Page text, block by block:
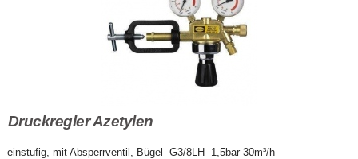
Druckregler Azetylen
einstufig, mit Absperrventil, Bügel G3/8LH 1,5bar 30m³/h